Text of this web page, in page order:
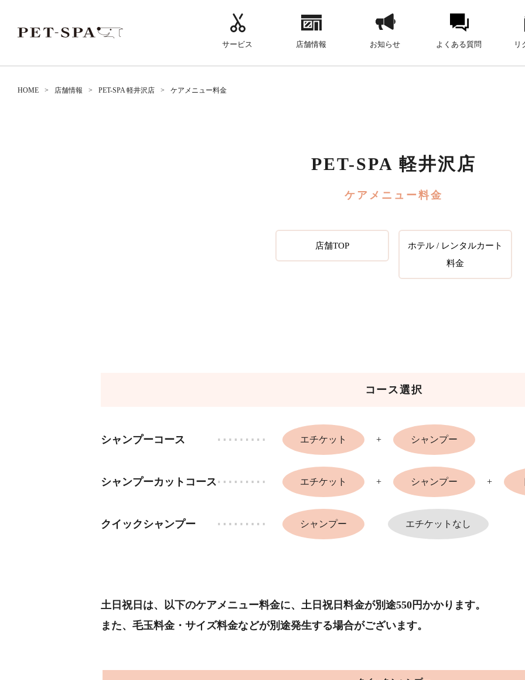
サービス 店舗情報 お知らせ よくある質問 リ
HOME 店舗情報 PET-SPA 軽井沢店 ケアメニュー料金
PET-SPA 軽井沢店
ケアメニュー料金
店舗TOP
ホテル / レンタルカート
料金
コース選択
シャンプーコース エチケット + シャンプー
シャンプーカットコース エチケット + シャンプー +
クイックシャンプー シャンプー エチケットなし
土日祝日は、以下のケアメニュー料金に、土日祝日料金が別途550円かかります。
また、毛玉料金・サイズ料金などが別途発生する場合がございます。